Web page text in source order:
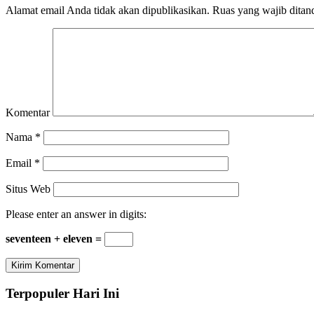
Alamat email Anda tidak akan dipublikasikan. Ruas yang wajib
Komentar
Nama *
Email *
Situs Web
Please enter an answer in digits:
seventeen + eleven =
Terpopuler Hari Ini